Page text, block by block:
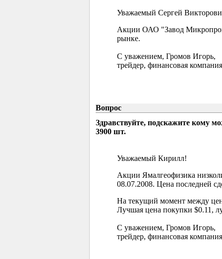
Уважаемый Сергей
Акции ОАО "Завод
рынке.
С уважением, Громов Игорь,
трейдер, финансовая
Вопрос
Здравствуйте, подскажите кому
3900 шт.
Уважаемый Кирилл!
Акции Ямалгеофизика
08.07.2008. Цена последней
На текущий момент между
Лучшая цена покупки $0.11,
С уважением, Громов Игорь,
трейдер, финансовая